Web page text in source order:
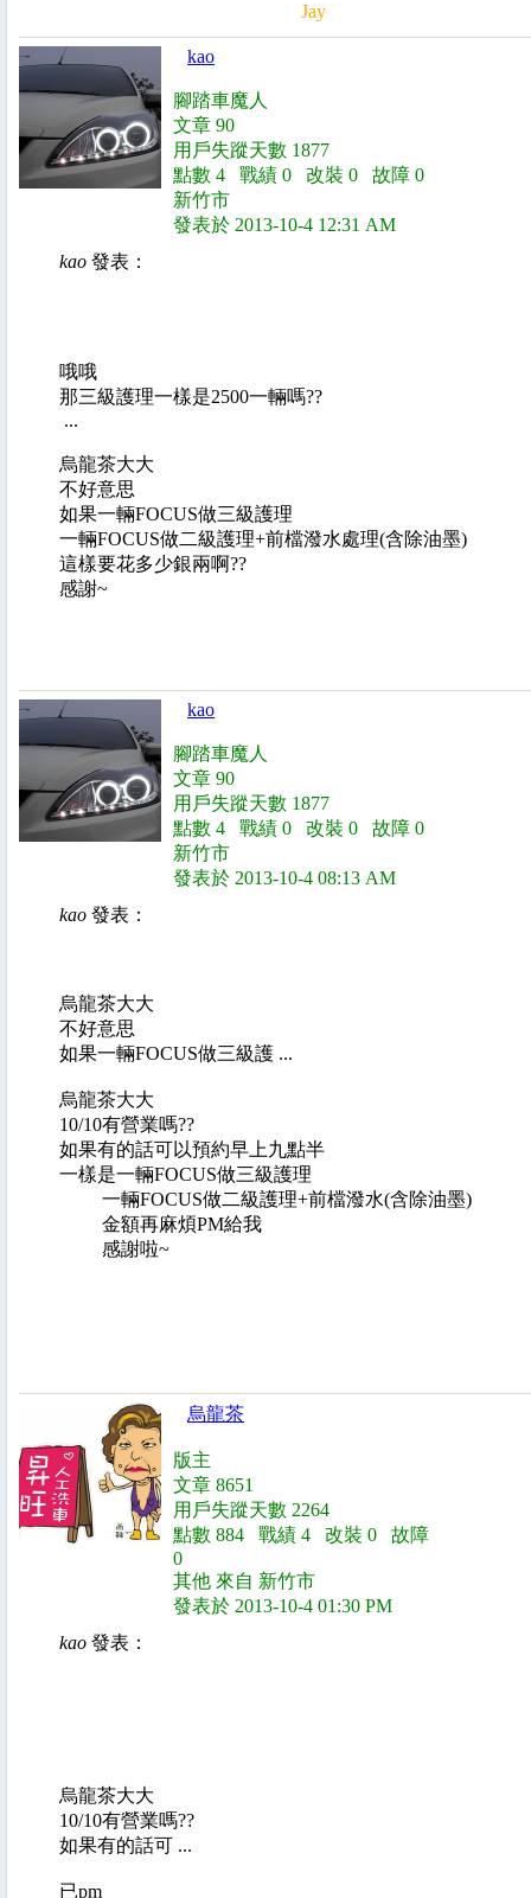
Jay
kao
腳踏車魔人
文章 90
用戶失蹤天數 1877
點數 4 戰績 0 改裝 0 故障 0
新竹市
發表於 2013-10-4 12:31 AM
kao 發表：
哦哦
那三級護理一樣是2500一輛嗎??
...
烏龍茶大大
不好意思
如果一輛FOCUS做三級護理
一輛FOCUS做二級護理+前檔潑水處理(含除油墨)
這樣要花多少銀兩啊??
感謝~
kao
腳踏車魔人
文章 90
用戶失蹤天數 1877
點數 4 戰績 0 改裝 0 故障 0
新竹市
發表於 2013-10-4 08:13 AM
kao 發表：
烏龍茶大大
不好意思
如果一輛FOCUS做三級護 ...
烏龍茶大大
10/10有營業嗎??
如果有的話可以預約早上九點半
一樣是一輛FOCUS做三級護理
一輛FOCUS做二級護理+前檔潑水(含除油墨)
金額再麻煩PM給我
感謝啦~
烏龍茶
版主
文章 8651
用戶失蹤天數 2264
點數 884 戰績 4 改裝 0 故障
0
其他 來自 新竹市
發表於 2013-10-4 01:30 PM
kao 發表：
烏龍茶大大
10/10有營業嗎??
如果有的話可 ...
已pm